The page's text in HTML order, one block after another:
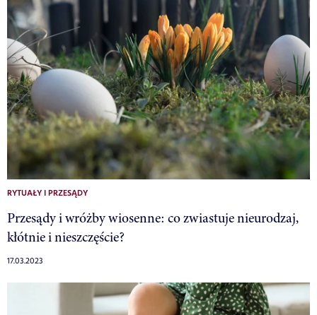
RYTUAŁY I PRZESĄDY
Przesądy i wróżby wiosenne: co zwiastuje nieurodzaj,
kłótnie i nieszczęście?
17.03.2023